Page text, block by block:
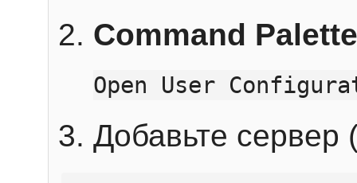
Command Palette
Open User
Добавьте сервер